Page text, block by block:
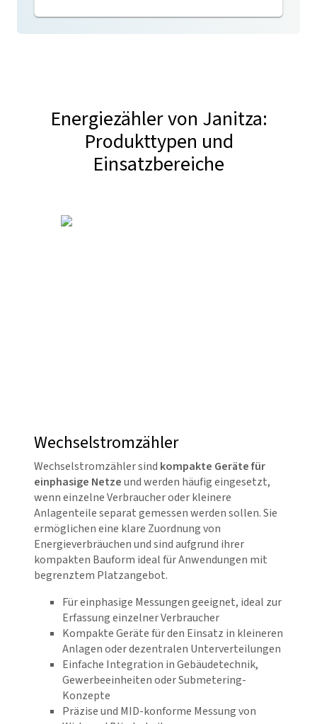
Energiezähler von Janitza:
Produkttypen und
Einsatzbereiche
Wechselstromzähler
Wechselstromzähler sind kompakte Geräte für
einphasige Netzeund werden häufig eingesetzt,
wenn einzelne Verbraucher oder kleinere
Anlagenteile separat gemessen werden sollen. Sie
ermöglichen eine klare Zuordnung von
Energieverbräuchen und sind aufgrund ihrer
kompakten Bauform ideal für Anwendungen mit
begrenztem Platzangebot.
Für einphasige Messungen geeignet, ideal zur
Erfassung einzelner Verbraucher
Kompakte Geräte für den Einsatz in kleineren
Anlagen oder dezentralen Unterverteilungen
Einfache Integration in Gebäudetechnik,
Gewerbeeinheiten oder Submetering-
Konzepte
Präzise und MID-konforme Messung von